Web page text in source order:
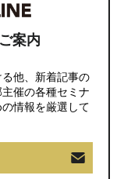
案内
他、新着記事の
催の各種セミナ
情報を厳選して